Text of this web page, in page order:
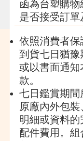
函為台塑購
是否接受訂
依照消費者
到貨七日猶
或以書面通
款。
七日鑑賞期
原廠內外包
明細或資料
配件費用。